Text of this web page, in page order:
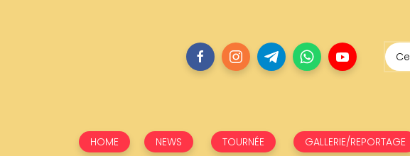
HOME NEWS TOURNÉE GALLERIE/REPORTAGE